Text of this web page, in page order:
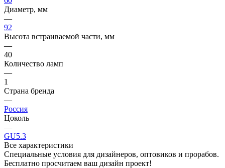
Диаметр, мм
—
92
Высота встраиваемой части, мм
—
40
Количество ламп
—
1
Страна бренда
—
Россия
Цоколь
—
GU5.3
Все характеристики
Специальные условия для дизайнеров, оптовиков и прорабов.
Бесплатно просчитаем ваш дизайн проект!